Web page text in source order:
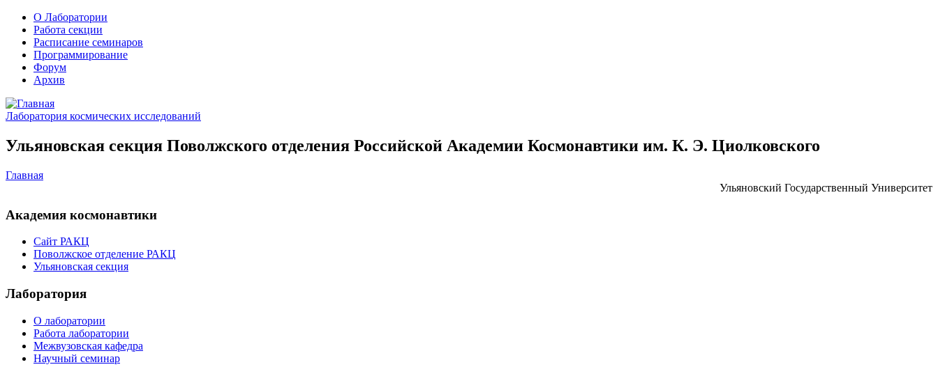
О Лаборатории
Работа секции
Расписание семинаров
Программирование
Форум
Архив
Лаборатория космических исследований
Ульяновская секция Поволжского отделения Российской Академии Космонавтики им. К. Э. Циолковского
Главная
Ульяновский Государственный Университет
Академия космонавтики
Сайт РАКЦ
Поволжское отделение РАКЦ
Ульяновская секция
Лаборатория
О лаборатории
Работа лаборатории
Межвузовская кафедра
Научный семинар